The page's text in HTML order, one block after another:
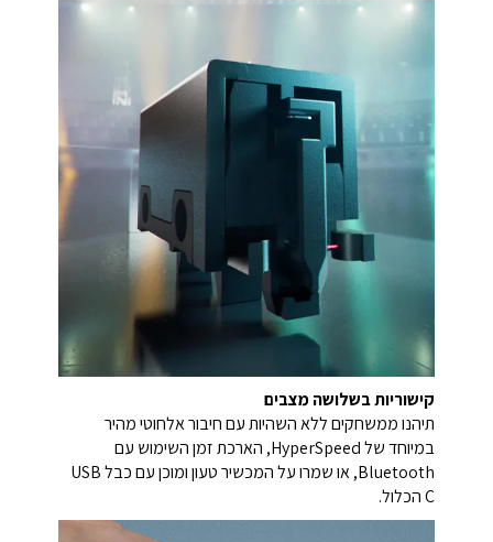
קישוריות בשלושה מצבים
תיהנו ממשחקים ללא השהיות עם חיבור אלחוטי מהיר
במיוחד של HyperSpeed, הארכת זמן השימוש עם
Bluetooth, או שמרו על המכשיר טעון ומוכן עם כבל USB
C הכלול.